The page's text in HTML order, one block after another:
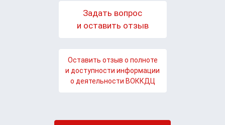
Задать вопрос
и оставить отзыв
Оставить отзыв о полноте
и доступности информации
о деятельности ВОККДЦ